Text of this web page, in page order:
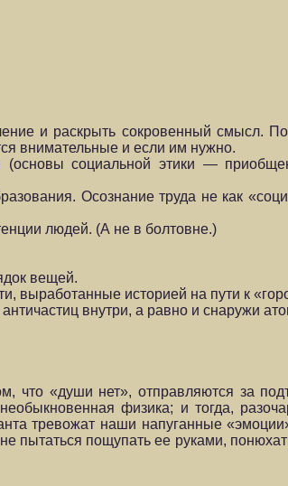
и раскрыть сокро­венный смысл.
внимательные и если им нужно.
(основы социальной этики —
Осозна­ние труда не как
людей. (А не в болтовне.)
вещей.
выработанные историей на пути к
внутри, а равно и снаружи
что «души нет», от­правляются за
физика; и тогда,
тревожат наши напу­ганные
пытаться пощупать ее руками,